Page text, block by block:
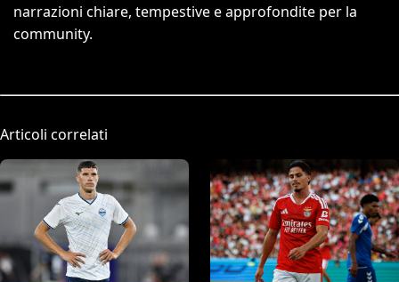
narrazioni chiare, tempestive e approfondite per la
community.
Articoli correlati